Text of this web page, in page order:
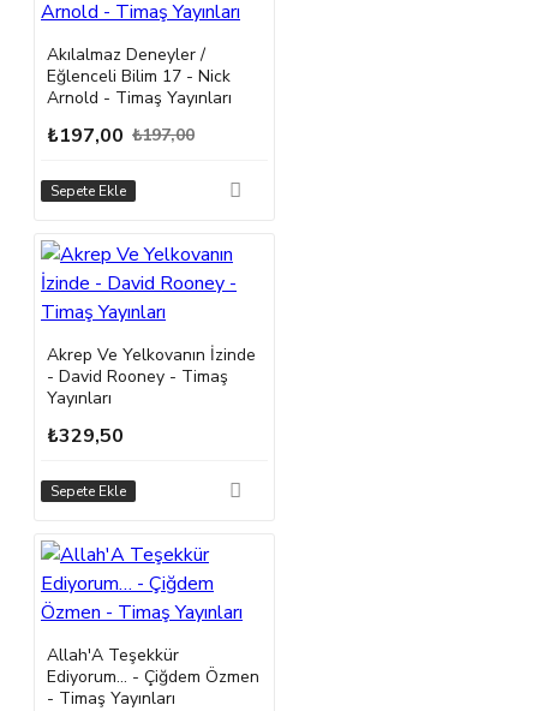
Akılalmaz Deneyler /
Eğlenceli Bilim 17 - Nick
Arnold - Timaş Yayınları
₺197,00 ₺197,00
Sepete Ekle
Akrep Ve Yelkovanın İzinde
- David Rooney - Timaş
Yayınları
₺329,50
Sepete Ekle
Allah'A Teşekkür
Ediyorum… - Çiğdem Özmen
- Timaş Yayınları